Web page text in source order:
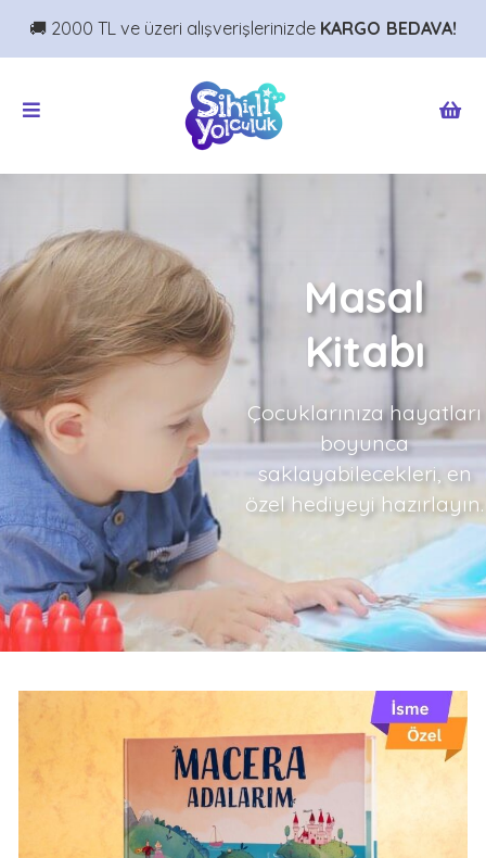
🚚 2000 TL ve üzeri alışverişlerinizde KARGO BEDAVA!
Masal
Kitabı
Çocuklarınıza hayatları
boyunca
saklayabilecekleri, en
özel hediyeyi hazırlayın.